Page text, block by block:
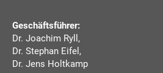
Geschäftsführer:
Dr. Joachim Ryll,
Dr. Stephan Eifel,
Dr. Jens Holtkamp